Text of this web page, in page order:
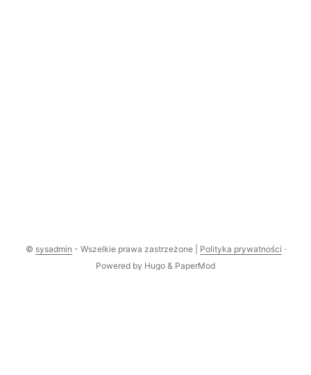
© sysadmin - Wszelkie prawa zastrzeżone | Polityka prywatności ·
Powered by Hugo & PaperMod